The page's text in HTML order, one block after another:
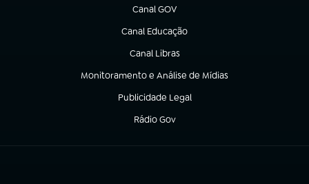
Canal GOV
(abre em nova aba)
Canal Educação
(abre em nova aba)
Canal Libras
(abre em nova aba)
Monitoramento e Análise de Mídias
(abre em nova aba)
Publicidade Legal
(abre em nova aba)
Rádio Gov
(abre em nova aba)